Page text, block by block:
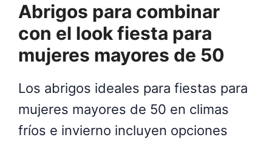
Abrigos para combinar
con el look fiesta para
mujeres mayores de 50
Los abrigos ideales para fiestas para
mujeres mayores de 50 en climas
fríos e invierno incluyen opciones